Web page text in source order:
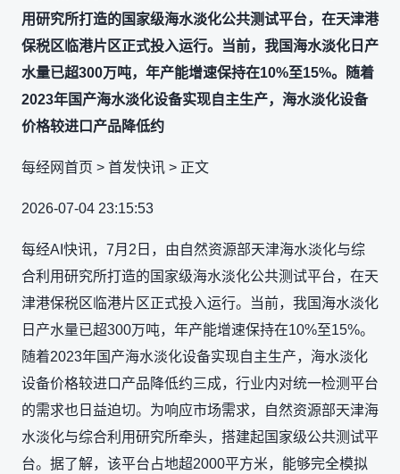
用研究所打造的国家级海水淡化公共测试平台，在天津港
保税区临港片区正式投入运行。当前，我国海水淡化日产
水量已超300万吨，年产能增速保持在10%至15%。随着
2023年国产海水淡化设备实现自主生产，海水淡化设备
价格较进口产品降低约
每经网首页 > 首发快讯 > 正文
2026-07-04 23:15:53
每经AI快讯，7月2日，由自然资源部天津海水淡化与综
合利用研究所打造的国家级海水淡化公共测试平台，在天
津港保税区临港片区正式投入运行。当前，我国海水淡化
日产水量已超300万吨，年产能增速保持在10%至15%。
随着2023年国产海水淡化设备实现自主生产，海水淡化
设备价格较进口产品降低约三成，行业内对统一检测平台
的需求也日益迫切。为响应市场需求，自然资源部天津海
水淡化与综合利用研究所牵头，搭建起国家级公共测试平
台。据了解，该平台占地超2000平方米，能够完全模拟